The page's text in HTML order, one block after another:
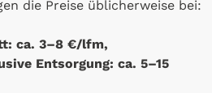
die Preise üblicherweise bei:
ca. 3–8 €/lfm,
Entsorgung: ca. 5–15